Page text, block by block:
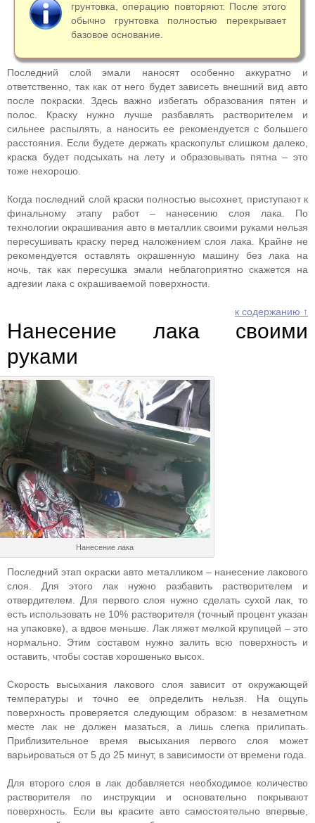
грунтовка, операцию повторяют. После этого
обычно грунтовка полностью перекрывает
базовое основание.
Последний слой эмали наносят особенно аккуратно и
ответственно, так как от него будет зависеть внешний вид авто
после покраски. Здесь важно избегать образования пятен и
полос. Краску нужно лучше разбавлять растворителем и
сильнее распылять, а наносить ее рекомендуется с большего
расстояния. Если будете держать краскопульт слишком далеко,
краска будет подсыхать на лету и образовывать пятна – это
тоже нехорошо.
Когда последний слой краски полностью высохнет, приступают к
финальному этапу работ – нанесению слоя лака. По
технологии окрашивания авто в металлик своими руками нельзя
пересушивать краску перед наложением слоя лака. Крайне не
рекомендуется оставлять окрашенную машину без лака на
ночь, так как пересушка эмали неблагоприятно скажется на
адгезии лака с окрашиваемой поверхности.
к содержанию ↑
Нанесение лака своими
руками
Нанесение лака
Последний этап окраски авто металликом – нанесение лакового
слоя. Для этого лак нужно разбавить растворителем и
отвердителем. Для первого слоя нужно сделать сухой лак, то
есть использовать не 10% растворителя (точный процент указан
на упаковке), а вдвое меньше. Лак ляжет мелкой крупицей – это
нормально. Этим составом нужно залить всю поверхность и
оставить, чтобы состав хорошенько высох.
Скорость высыхания лакового слоя зависит от окружающей
температуры и точно ее определить нельзя. На ощупь
поверхность проверяется следующим образом: в незаметном
месте лак не должен мазаться, а лишь слегка прилипать.
Приблизительное время высыхания первого слоя может
варьироваться от 5 до 25 минут, в зависимости от времени года.
Для второго слоя в лак добавляется необходимое количество
растворителя по инструкции и основательно покрывают
поверхность. Если вы красите авто самостоятельно впервые,